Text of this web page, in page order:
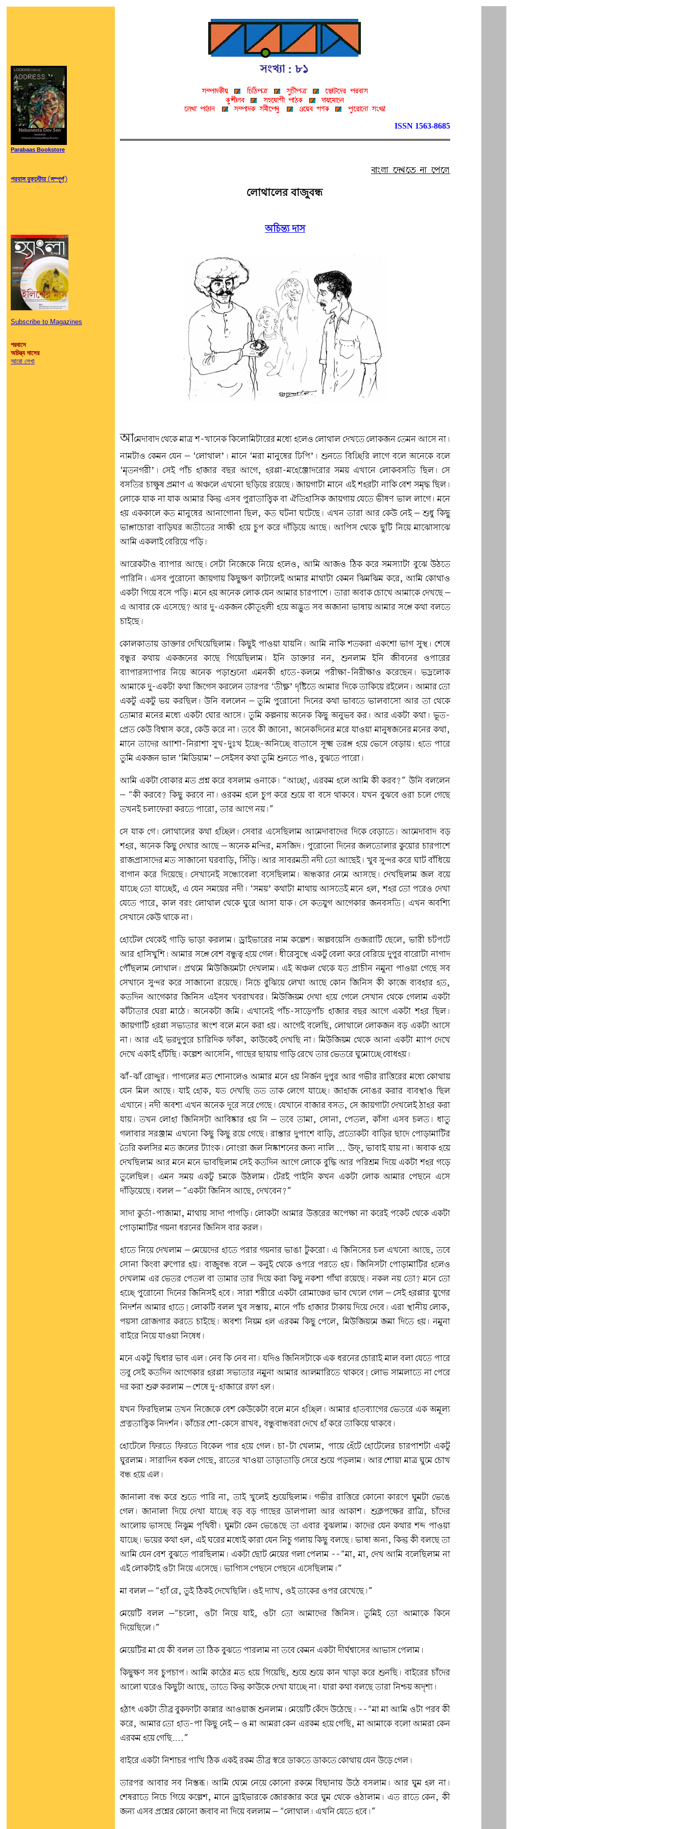
Parabaas Bookstore
পরবাস বুকস্টোর (সম্পূর্ণ)
Subscribe to Magazines
পরবাসে
অচিন্ত্য দাসের
আরো লেখা
ISSN 1563-8685
লোথালের বাজুবন্ধ
অচিন্ত্য দাস
আমেদাবাদ থেকে মাত্র শ-খানেক কিলোমিটারের মধ্যে হলেও লোথাল দেখতে লোকজন তেমন আসে না।
নামটাও কেমন যেন – ‘লোথাল’। মানে ‘মরা মানুষের ঢিপি’। শুনতে বিচ্ছিরি লাগে বলে অনেকে বলে
‘মৃতনগরী’। সেই পাঁচ হাজার বছর আগে, হরপ্পা-মহেঞ্জোদরোর সময় এখানে লোকবসতি ছিল। সে
বসতির চাক্ষুষ প্রমাণ এ অঞ্চলে এখনো ছড়িয়ে রয়েছে। জায়গাটা মানে এই শহরটা নাকি বেশ সমৃদ্ধ ছিল।
লোকে যাক না যাক আমার কিন্তু এসব পুরাতাত্ত্বিক বা ঐতিহাসিক জায়গায় যেতে ভীষণ ভাল লাগে। মনে
হয় এককালে কত মানুষের আনাগোনা ছিল, কত ঘটনা ঘটেছে। এখন তারা আর কেউ নেই – শুধু কিছু
ভাঙ্গাচোরা বাড়িঘর অতীতের সাক্ষী হয়ে চুপ করে দাঁড়িয়ে আছে। আপিস থেকে ছুটি নিয়ে মাঝোসাঝে
আমি একলাই বেরিয়ে পড়ি।
আরেকটাও ব্যাপার আছে। সেটা নিজেকে নিয়ে হলেও, আমি আজও ঠিক করে সমস্যাটা বুঝে উঠতে
পারিনি। এসব পুরোনো জায়গায় কিছুক্ষণ কাটালেই আমার মাথাটা কেমন ঝিমঝিম করে, আমি কোথাও
একটা গিয়ে বসে পড়ি। মনে হয় অনেক লোক যেন আমার চারপাশে। তারা অবাক চোখে আমাকে দেখছে –
এ আবার কে এসেছে? আর দু-একজন কৌতূহলী হয়ে অদ্ভুত সব অজানা ভাষায় আমার সঙ্গে কথা বলতে
চাইছে।
কোলকাতায় ডাক্তার দেখিয়েছিলাম। কিছুই পাওয়া যায়নি। আমি নাকি শতকরা একশো ভাগ সুস্থ। শেষে
বন্ধুর কথায় একজনের কাছে গিয়েছিলাম। ইনি ডাক্তার নন, শুনলাম ইনি জীবনের ওপারের
ব্যাপারস্যাপার নিয়ে অনেক পড়াশুনো এমনকী হাতে-কলমে পরীক্ষা-নিরীক্ষাও করেছেন। ভদ্রলোক
আমাকে দু-একটা কথা জিগেস করলেন তারপর ‘তীক্ষ্ণ’ দৃষ্টিতে আমার দিকে তাকিয়ে রইলেন। আমার তো
একটু একটু ভয় করছিল। উনি বললেন – তুমি পুরোনো দিনের কথা ভাবতে ভালবাসো আর তা থেকে
তোমার মনের মধ্যে একটা ঘোর আসে। তুমি কল্পনায় অনেক কিছু অনুভব কর। আর একটা কথা। ভূত-
প্রেত কেউ বিশ্বাস করে, কেউ করে না। তবে কী জানো, অনেকদিনের মরে যাওয়া মানুষজনের মনের কথা,
মানে তাদের আাশা-নিরাশা সুখ-দুঃখ ইচ্ছে-অনিচ্ছে বাতাসে সূক্ষ্ম তরঙ্গ হয়ে ভেসে বেড়ায়। হতে পারে
তুমি একজন ভাল ‘মিডিয়াম’ – সেইসব কথা তুমি শুনতে পাও, বুঝতে পারো।
আমি একটা বোকার মত প্রশ্ন করে বসলাম ওনাকে। “আচ্ছা, এরকম হলে আমি কী করব?” উনি বললেন
– “কী করবে? কিছু করবে না। ওরকম হলে চুপ করে শুয়ে বা বসে থাকবে। যখন বুঝবে ওরা চলে গেছে
তখনই চলাফেরা করতে পারো, তার আগে নয়।”
সে যাক গে। লোথালের কথা হচ্ছিল। সেবার এসেছিলাম আমেদাবাদের দিকে বেড়াতে। আমেদাবাদ বড়
শহর, অনেক কিছু দেখার আছে – অনেক মন্দির, মসজিদ। পুরোনো দিনের জলতোলার কুয়োর চারপাশে
রাজপ্রাসাদের মত সাজানো ঘরবাড়ি, সিঁড়ি। আর সাবরমতী নদী তো আছেই। খুব সুন্দর করে ঘাট বাঁধিয়ে
বাগান করে দিয়েছে। সেখানেই সন্ধ্যেবেলা বসেছিলাম। অন্ধকার নেমে আসছে। দেখছিলাম জল বয়ে
যাচ্ছে তো যাচ্ছেই, এ যেন সময়ের নদী। ‘সময়’ কথাটা মাথায় আসতেই মনে হল, শহর তো পরেও দেখা
যেতে পারে, কাল বরং লোথাল থেকে ঘুরে আসা যাক। সে কতযুগ আগেকার জনবসতি! এখন অবশ্যি
সেখানে কেউ থাকে না।
হোটেল থেকেই গাড়ি ভাড়া করলাম। ড্রাইভারের নাম কল্পেশ। অল্পবয়েসি গুজরাটি ছেলে, ভারী চটপটে
আর হাসিখুশি। আমার সঙ্গে বেশ বন্ধুত্ব হয়ে গেল। ধীরেসুস্থে একটু বেলা করে বেরিয়ে দুপুর বারোটা নাগাদ
পৌঁছলাম লোথাল। প্রথমে মিউজিয়মটা দেখলাম। এই অঞ্চল থেকে যত প্রাচীন নমুনা পাওয়া গেছে সব
সেখানে সুন্দর করে সাজানো রয়েছে। নিচে বুঝিয়ে লেখা আছে কোন জিনিস কী কাজে ব্যবহার হত,
কতদিন আগেকার জিনিস এইসব খবরাখবর। মিউজিয়ম দেখা হয়ে গেলে সেখান থেকে গেলাম একটা
কাঁটাতার ঘেরা মাঠে। অনেকটা জমি। এখানেই পাঁচ-সাড়েপাঁচ হাজার বছর আগে একটা শহর ছিল।
জায়গাটি হরপ্পা সভ্যতার অংশ বলে মনে করা হয়। আগেই বলেছি, লোথালে লোকজন বড় একটা আসে
না। আর এই ভরদুপুরে চারিদিক ফাঁকা, কাউকেই দেখছি না। মিউজিয়ম থেকে আনা একটা ম্যাপ দেখে
দেখে একাই হাঁটছি। কল্পেশ আসেনি, গাছের ছায়ায় গাড়ি রেখে তার ভেতরে ঘুমোচ্ছে বোধহয়।
ঝাঁ-ঝাঁ রোদ্দুর। পাগলের মত শোনালেও আমার মনে হয় নির্জন দুপুর আর গভীর রাত্তিরের মধ্যে কোথায়
যেন মিল আছে। যাই হোক, যত দেখছি তত তাক লেগে যাচ্ছে। জাহাজ নোঙর করার ব্যবস্থাও ছিল
এখানে! নদী অবশ্য এখন অনেক দূরে সরে গেছে। যেখানে বাজার বসত, সে জায়গাটা দেখলেই ঠাহর করা
যায়। তখন লোহা জিনিসটা আবিষ্কার হয় নি – তবে তামা, সোনা, পেতল, কাঁসা এসব চলত। ধাতু
গলাবার সরঞ্জাম এখনো কিছু কিছু রয়ে গেছে। রাস্তার দুপাশে বাড়ি, প্রত্যেকটা বাড়ির ছাদে পোড়ামাটির
তৈরি কলসির মত জলের ট্যাংক। নোংরা জল নিষ্কাশনের জন্য নালি ... উফ্, ভাবাই যায় না। অবাক হয়ে
দেখছিলাম আর মনে মনে ভাবছিলাম সেই কতদিন আগে লোকে বুদ্ধি আর পরিশ্রম দিয়ে একটা শহর গড়ে
তুলেছিল! এমন সময় একটু চমকে উঠলাম। টেরই পাইনি কখন একটা লোক আমার পেছনে এসে
দাঁড়িয়েছে। বলল – “একটা জিনিস আছে, দেখবেন?”
সাদা কুর্তা-পাজামা, মাথায় সাদা পাগড়ি। লোকটা আমার উত্তরের অপেক্ষা না করেই পকেট থেকে একটা
পোড়ামাটির গয়না ধরনের জিনিস বার করল।
হাতে নিয়ে দেখলাম – মেয়েদের হাতে পরার গয়নার ভাঙা টুকরো। এ জিনিসের চল এখনো আছে, তবে
সোনা কিংবা রুপোর হয়। বাজুবন্ধ বলে – কনুই থেকে ওপরে পরতে হয়। জিনিসটা পোড়ামাটির হলেও
দেখলাম এর ভেতর পেতল বা তামার তার দিয়ে করা কিছু নকশা গাঁথা রয়েছে। নকল নয় তো? মনে তো
হচ্ছে পুরোনো দিনের জিনিসই হবে। সারা শরীরে একটা রোমাঞ্চের ভাব খেলে গেল – সেই হরপ্পার যুগের
নিদর্শন আমার হাতে! লোকটি বলল খুব সস্তায়, মানে পাঁচ হাজার টাকায় দিয়ে দেবে। এরা স্থানীয় লোক,
পয়সা রোজগার করতে চাইছে। অবশ্য নিয়ম হল এরকম কিছু পেলে, মিউজিয়মে জমা দিতে হয়। নমুনা
বাইরে নিয়ে যাওয়া নিষেধ।
মনে একটু দ্বিধার ভাব এল। নেব কি নেব না। যদিও জিনিসটাকে এক ধরনের চোরাই মাল বলা যেতে পারে
তবু সেই কতদিন আগেকার হরপ্পা সভ্যতার নমুনা আমার আলমারিতে থাকবে! লোভ সামলাতে না পেরে
দর করা শুরু করলাম – শেষে দু-হাজারে রফা হল।
যখন ফিরছিলাম তখন নিজেকে বেশ কেউকেটা বলে মনে হচ্ছিল। আমার হাতব্যাগের ভেতরে এক অমূল্য
প্রত্নতাত্ত্বিক নিদর্শন। কাঁচের শো-কেসে রাখব, বন্ধুবান্ধবরা দেখে হাঁ করে তাকিয়ে থাকবে।
হোটেলে ফিরতে ফিরতে বিকেল পার হয়ে গেল। চা-টা খেলাম, পায়ে হেঁটে হোটেলের চারপাশটা একটু
ঘুরলাম। সারাদিন ধকল গেছে, রাতের খাওয়া তাড়াতাড়ি সেরে শুয়ে পড়লাম। আর শোয়া মাত্র ঘুমে চোখ
বন্ধ হয়ে এল।
জানালা বন্ধ করে শুতে পারি না, তাই খুলেই শুয়েছিলাম। গভীর রাত্তিরে কোনো কারণে ঘুমটা ভেঙে
গেল। জানালা দিয়ে দেখা যাচ্ছে বড় বড় গাছের ডালপালা আর আকাশ। শুক্লপক্ষের রাত্রি, চাঁদের
আলোয় ভাসছে নিঝুম পৃথিবী। ঘুমটা কেন ভেঙেছে তা এবার বুঝলাম। কাদের যেন কথার শব্দ পাওয়া
যাচ্ছে। ভয়ের কথা হল, এই ঘরের মধ্যেই কারা যেন নিচু গলায় কিছু বলছে। ভাষা অন্য, কিন্তু কী বলছে তা
আমি যেন বেশ বুঝতে পারছিলাম। একটা ছোট মেয়ের গলা পেলাম --“মা, মা, দেখ আমি বলেছিলাম না
এই লোকটাই ওটা নিয়ে এসেছে। ভাগ্যিস পেছনে পেছনে এসেছিলাম।”
মা বলল – “হ্যাঁ রে, তুই ঠিকই দেখেছিলি। ওই দ্যাখ, ওই তাকের ওপর রেখেছে।”
মেয়েটি বলল –“চলো, ওটা নিয়ে যাই, ওটা তো আমাদের জিনিস। তুমিই তো আমাকে কিনে
দিয়েছিলে।”
মেয়েটির মা যে কী বলল তা ঠিক বুঝতে পারলাম না তবে কেমন একটা দীর্ঘশ্বাসের আভাস পেলাম।
কিছুক্ষণ সব চুপচাপ। আমি কাঠের মত হয়ে গিয়েছি, শুয়ে শুয়ে কান খাড়া করে শুনছি। বাইরের চাঁদের
আলো ঘরেও কিছুটা আছে, তাতে কিন্তু কাউকে দেখা যাচ্ছে না। যারা কথা বলছে তারা নিশ্চয় অদৃশ্য।
হঠাৎ একটা তীব্র বুকফাটা কান্নার আওয়াজ শুনলাম। মেয়েটি কেঁদে উঠেছে। --“মা মা আমি ওটা পরব কী
করে, আমার তো হাত-পা কিছু নেই – ও মা আমরা কেন এরকম হয়ে গেছি, মা আমাকে বলো আমরা কেন
এরকম হয়ে গেছি….”
বাইরে একটা নিশাচর পাখি ঠিক একই রকম তীব্র স্বরে ডাকতে ডাকতে কোথায় যেন উড়ে গেল।
তারপর আবার সব নিস্তব্ধ। আমি ঘেমে নেয়ে কোনো রকমে বিছানায় উঠে বসলাম। আর ঘুম হল না।
শেষরাতে নিচে গিয়ে কল্পেশ, মানে ড্রাইভারকে জোরজার করে ঘুম থেকে ওঠালাম। এত রাতে কেন, কী
জন্য এসব প্রশ্নের কোনো জবাব না দিয়ে বললাম – “লোথাল। এখনি যেতে হবে।”